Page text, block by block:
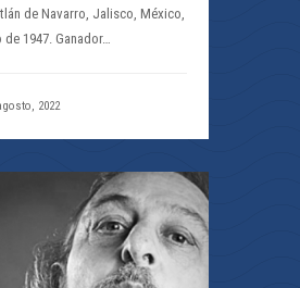
de Navarro, Jalisco, México,
1947. Ganador…
2022